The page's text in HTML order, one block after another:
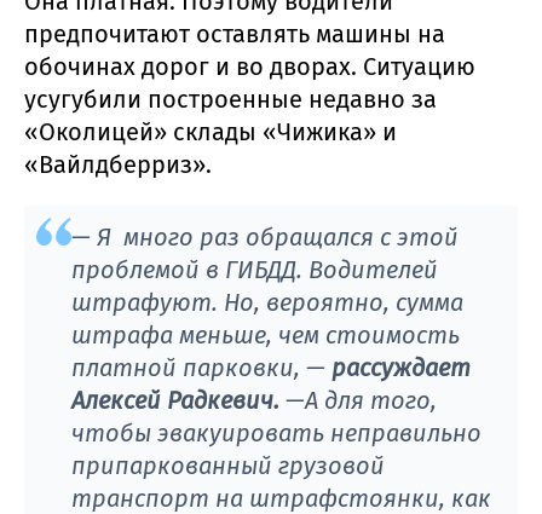
предпочитают оставлять машины на
обочинах дорог и во дворах. Ситуацию
усугубили построенные недавно за
«Околицей» склады «Чижика» и
«Вайлдберриз».
— Я много раз обращался с этой
проблемой в ГИБДД. Водителей
штрафуют. Но, вероятно, сумма
штрафа меньше, чем стоимость
платной парковки, — рассуждает
Алексей Радкевич. —А для того,
чтобы эвакуировать неправильно
припаркованный грузовой
транспорт на штрафстоянки, как